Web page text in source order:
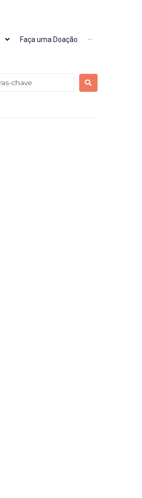
Faça uma Doação ···